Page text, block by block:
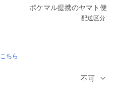
ポケマル提携のヤマト便
配送区分:
ちら
不可